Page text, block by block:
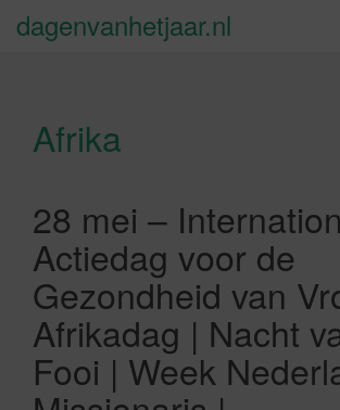
dagenvanhetjaar.nl
Afrika
28 mei –
Actiedag voor de
Gezondheid van
Afrikadag | Nacht
Fooi | Week